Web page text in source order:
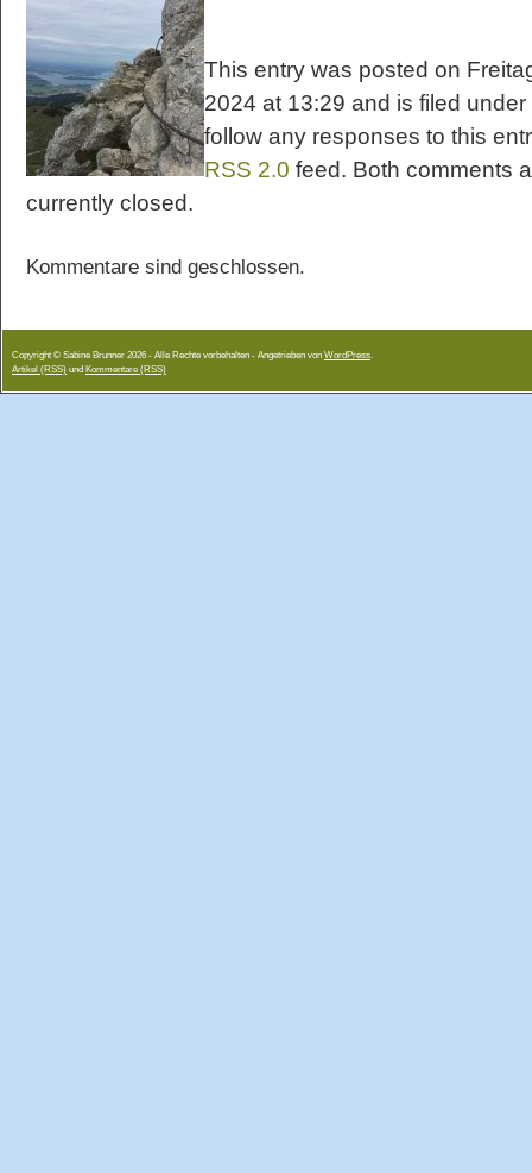
This entry was posted on
2024 at 13:29 and is filed under
follow any responses to this
RSS 2.0 feed. Both comments
currently closed.
Kommentare sind geschlossen.
Copyright © Sabine Brunner 2026 - Alle Rechte vorbehalten - Angetrieben von WordPress.
Artikel (RSS) und Kommentare (RSS)